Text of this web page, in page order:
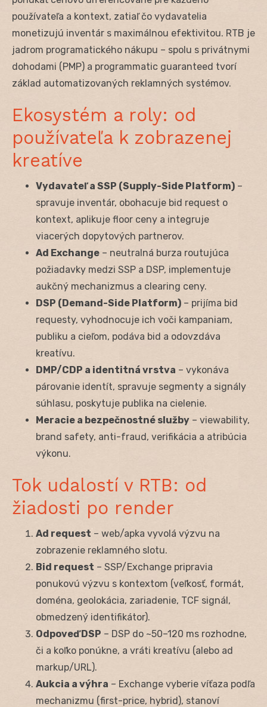
používateľa a kontext, zatiaľ čo vydavatelia
monetizujú inventár s maximálnou efektivitou. RTB je
jadrom programatického nákupu – spolu s privátnymi
dohodami (PMP) a programmatic guaranteed tvorí
základ automatizovaných reklamných systémov.
Ekosystém a roly: od
používateľa k zobrazenej
kreatíve
Vydavateľ a SSP (Supply-Side Platform) –
spravuje inventár, obohacuje bid request o
kontext, aplikuje floor ceny a integruje
viacerých dopytových partnerov.
Ad Exchange – neutralná burza routujúca
požiadavky medzi SSP a DSP, implementuje
aukčný mechanizmus a clearing ceny.
DSP (Demand-Side Platform) – prijíma bid
requesty, vyhodnocuje ich voči kampaniam,
publiku a cieľom, podáva bid a odovzdáva
kreatívu.
DMP/CDP a identitná vrstva – vykonáva
párovanie identít, spravuje segmenty a signály
súhlasu, poskytuje publika na cielenie.
Meracie a bezpečnostné služby – viewability,
brand safety, anti-fraud, verifikácia a atribúcia
výkonu.
Tok udalostí v RTB: od
žiadosti po render
Ad request – web/apka vyvolá výzvu na
zobrazenie reklamného slotu.
Bid request – SSP/Exchange pripravia
ponukovú výzvu s kontextom (veľkosť, formát,
doména, geolokácia, zariadenie, TCF signál,
obmedzený identifikátor).
Odpoveď DSP – DSP do ~50–120 ms rozhodne,
či a koľko ponúkne, a vráti kreatívu (alebo ad
markup/URL).
Aukcia a výhra – Exchange vyberie víťaza podľa
mechanizmu (first-price, hybrid), stanoví